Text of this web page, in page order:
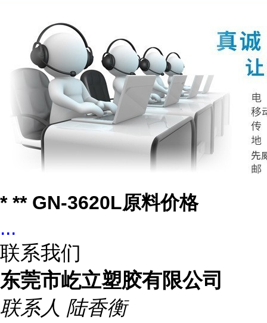
* ** GN-3620L原料价格
...
联系我们
东莞市屹立塑胶有限公司
联系人 陆香衡